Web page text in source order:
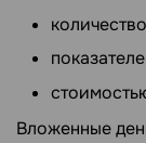
Вложенные